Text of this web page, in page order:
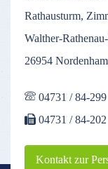
Rathausturm,
Walther-
26954 Nordenham
04731 / 84-299
04731 / 84-202
Kontakt zur